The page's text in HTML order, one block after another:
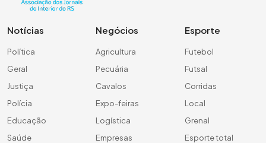
Notícias
Política
Geral
Justiça
Polícia
Educação
Saúde
Negócios
Agricultura
Pecuária
Cavalos
Expo-feiras
Logística
Empresas
Esporte
Futebol
Futsal
Corridas
Local
Grenal
Esporte total